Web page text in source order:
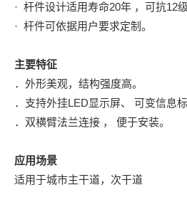
· 杆件设计适用寿命20年 ，可抗12
· 杆件可依据用户要求定制。
主要特征
．外形美观，结构强度高。
．支持外挂LED显示屏、 可变信息
．双横臂法兰连接 ， 便于安装。
应用场景
适用于城市主干道，次干道